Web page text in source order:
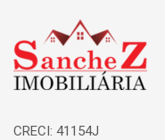
Página inicial
CRECI: 41154J